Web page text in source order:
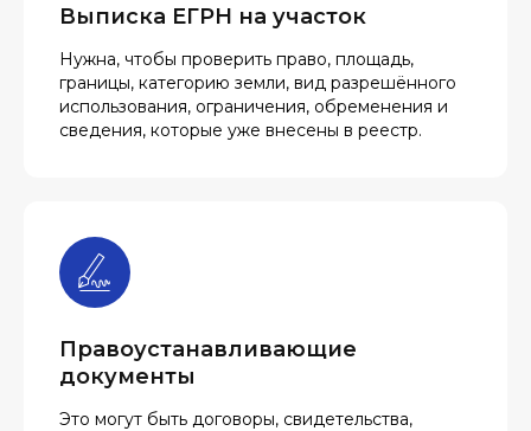
Выписка ЕГРН на участок
Нужна, чтобы проверить право, площадь,
границы, категорию земли, вид разрешённого
использования, ограничения, обременения и
сведения, которые уже внесены в реестр.
Правоустанавливающие
документы
Это могут быть договоры, свидетельства,